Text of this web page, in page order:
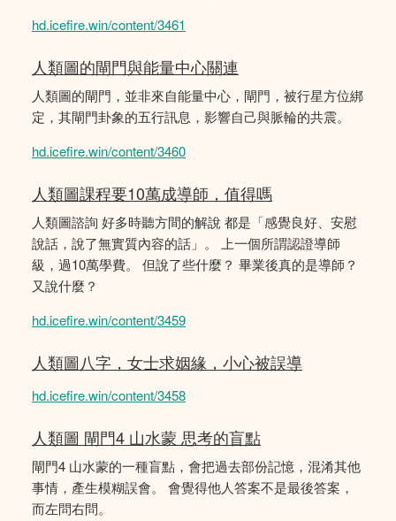
hd.icefire.win/content/3461
人類圖的閘門與能量中心關連
人類圖的閘門，並非來自能量中心，閘門，被行星方位綁
定，其閘門卦象的五行訊息，影響自己與脈輪的共震。
hd.icefire.win/content/3460
人類圖課程要10萬成導師，值得嗎
人類圖諮詢 好多時聽方間的解說 都是「感覺良好、安慰
說話，說了無實質內容的話」。 上一個所謂認證導師
級，過10萬學費。 但說了些什麼？ 畢業後真的是導師？
又說什麼？
hd.icefire.win/content/3459
人類圖八字，女士求姻緣，小心被誤導
hd.icefire.win/content/3458
人類圖 閘門4 山水蒙 思考的盲點
閘門4 山水蒙的一種盲點，會把過去部份記憶，混淆其他
事情，產生模糊誤會。 會覺得他人答案不是最後答案，
而左問右問。